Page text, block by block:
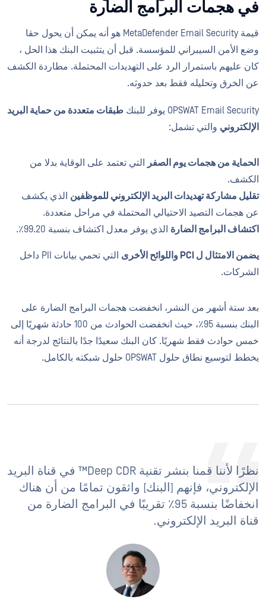
في هجمات البرامج الضارة
قيمة MetaDefender Email Security هو أنه يمكن أن يحول حقا
وضع الأمن السيبراني للمؤسسة. قبل أن يتثبيت البنك هذا الحل ،
كان عليهم باستمرار الرد على التهديدات المحتملة. مطاردة الكشف
عن الخرق وتحليله فقط بعد حدوثه.
OPSWAT Email Security يوفر للبنك
طبقات متعددة من حماية البريد
الإلكتروني والتي تشمل:
الحماية من هجمات يوم الصفر
التي تعتمد على الوقاية بدلا من
الكشف.
تقليل مشاركة تهديدات البريد الإلكتروني للموظفين الذي يكشف
عن هجمات التصيد الاحتيالي المحتملة في مراحل متعددة.
اكتشاف البرامج الضارة الذي يوفر معدل اكتشاف بنسبة 99.20٪.
يضمن الامتثال ل PCI واللوائح الأخرى
التي تحمي بيانات PII داخل
الشركات.
بعد ستة أشهر من النشر، انخفضت هجمات البرامج الضارة على
البنك بنسبة 95٪، حيث انخفضت الحوادث من 100 حادثة شهريًا إلى
خمس حوادث فقط شهريًا. كان البنك سعيدًا جدًا بالنتائج لدرجة أنه
يخطط لتوسيع نطاق حلول OPSWAT حلول شبكته بالكامل.
نظرًا لأننا قمنا بنشر تقنية Deep CDR™ في قناة البريد
الإلكتروني، فإنهم [البنك] واثقون تمامًا من أن هناك
انخفاضًا بنسبة 95٪ تقريبًا في البرامج الضارة من
قناة البريد الإلكتروني.